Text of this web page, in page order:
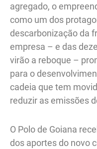
agregado, o
como um dos
descarbonização da
empresa – e das
virão a reboque –
para o
cadeia que tem
reduzir as emissões
O Polo de Goiana
dos aportes do novo